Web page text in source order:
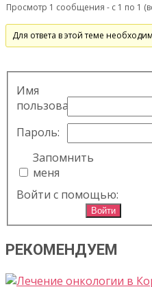
Просмотр 1 сообщения - с 1 по 1
Для ответа в этой теме
Имя
пользователя:
Пароль:
Запомнить
меня
Войти с помощью:
Войти
РЕКОМЕНДУЕМ